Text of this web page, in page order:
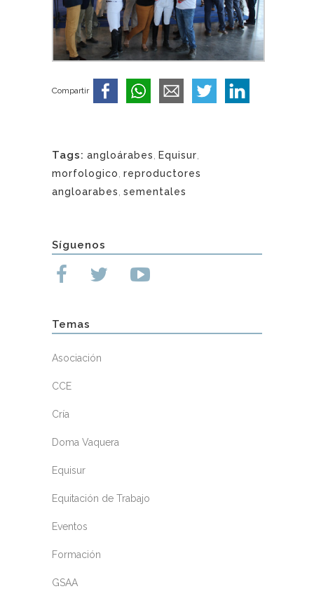
Compartir
Tags: angloárabes Equisur
morfologico reproductores
angloarabes sementales
Síguenos
Temas
Asociación
CCE
Cría
Doma Vaquera
Equisur
Equitación de Trabajo
Eventos
Formación
GSAA